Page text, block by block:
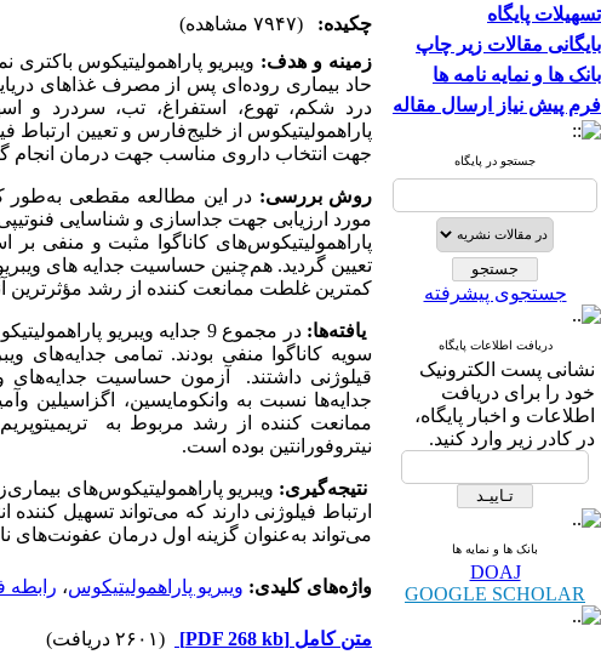
تسهیلات پایگاه
بایگانی مقالات زیر چاپ
بانک ها و نمایه نامه ها
فرم پیش نیاز ارسال مقاله
جستجو در پایگاه
جستجوی پیشرفته
دریافت اطلاعات پایگاه
نشانی پست الکترونیک
خود را برای دریافت
اطلاعات و اخبار پایگاه،
در کادر زیر وارد کنید.
بانک ها و نمایه ها
DOAJ
GOOGLE SCHOLAR
چکیده:
(۷۹۴۷ مشاهده)
زمینه و هدف: ویبریو پاراهمولیتیکوس
حاد بیماری روده‌ای پس از مصرف غذاهای
درد شکم، تهوع، استفراغ، تب، سردرد و
پاراهمولیتیکوس از خلیج‌فارس و تعیین ارتباط
جهت انتخاب داروی مناسب جهت درمان انجام
روش بررسی:
مورد ارزیابی جهت جداسازی و شناسایی
تعیین گردید. هم‌چنین حساسیت جدایه های
کمترین غلطت ممانعت کننده از رشد مؤثرترین
یافته‌ها:
سویه کاناگوا منفی بودند. تمامی جدایه‌های
قیلوژنی داشتند. آزمون حساسیت جدایه‌های
جدایه‌ها نسبت به وانکومایسین، اگزاسیلین
ممانعت کننده از رشد مربوط به
نیتروفورانتین بوده است.
نتیجه‌گیری: ویبریو پاراهمولیتیکوس‌های
ارتباط فیلوژنی دارند که می‌تواند تسهیل
می‌تواند به‌عنوان گزینه اول درمان عفونت‌های
واژه‌های کلیدی: ویبریو پاراهمولیتیکوس، رابطه
متن کامل [PDF 268 kb]
(۲۶۰۱ دریافت)